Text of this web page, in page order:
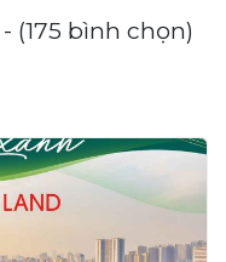
(175 bình chọn)